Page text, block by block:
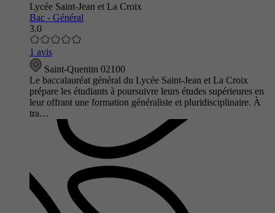
Lycée Saint-Jean et La Croix
Bac - Général
3.0
1 avis
Saint-Quentin 02100
Le baccalauréat général du Lycée Saint-Jean et La Croix
prépare les étudiants à poursuivre leurs études supérieures en
leur offrant une formation généraliste et pluridisciplinaire. À
tra…